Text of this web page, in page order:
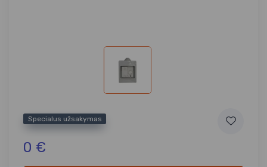
Specialus užsakymas
0 €